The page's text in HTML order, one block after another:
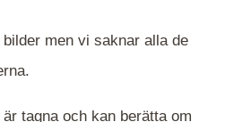
men vi saknar alla de
tagna och kan berätta om